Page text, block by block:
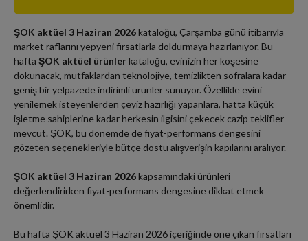
ŞOK aktüel 3 Haziran 2026kataloğu, Çarşamba günü itibarıyla
market raflarını yepyeni fırsatlarla doldurmaya hazırlanıyor. Bu
hafta ŞOK aktüel ürünlerkataloğu, evinizin her köşesine
dokunacak, mutfaklardan teknolojiye, temizlikten sofralara kadar
geniş bir yelpazede indirimli ürünler sunuyor. Özellikle evini
yenilemek isteyenlerden çeyiz hazırlığı yapanlara, hatta küçük
işletme sahiplerine kadar herkesin ilgisini çekecek cazip teklifler
mevcut. ŞOK, bu dönemde de fiyat-performans dengesini
gözeten seçenekleriyle bütçe dostu alışverişin kapılarını aralıyor.
ŞOK aktüel 3 Haziran 2026kapsamındaki ürünleri
değerlendirirken fiyat-performans dengesine dikkat etmek
önemlidir.
Bu hafta ŞOK aktüel 3 Haziran 2026 içeriğinde öne çıkan fırsatları